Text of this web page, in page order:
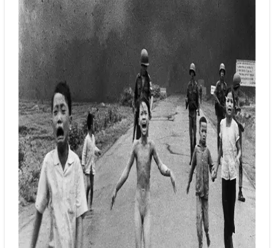
Tạm ngừng ghi nhận tác giả bức ảnh nổi
tiếng ‘Em bé Napalm’
16/05/2025 20:59
World Press Photo tạm ngừng ghi nhận tác giả bức ảnh nổi